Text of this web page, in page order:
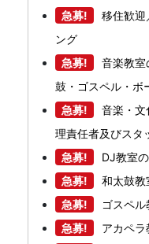
急募!
移住歓迎
ング
急募!
音楽教室
鼓・ゴスペル・ボ
急募!
音楽・文
理責任者及びスタ
急募!
DJ教室
急募!
和太鼓教
急募!
ゴスペ
急募!
アカペ